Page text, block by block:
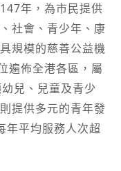
年，為市民提供
社會、青少年、康
規模的慈善公益機
遍佈全港各區，屬
兒、兒童及青少
提供多元的青年發
年平均服務人次超